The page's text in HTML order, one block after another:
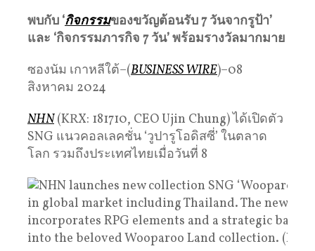
พบกับ ‘กิจกรรมของขวัญต้อนรับ 7 วันจากรูป้า’
และ ‘กิจกรรมภารกิจ 7 วัน’ พร้อมรางวัลมากมาย
ซองนัม เกาหลีใต้–(BUSINESS WIRE)–08
สิงหาคม 2024
NHN(KRX: 181710, CEO Ujin Chung) ได้เปิดตัว
SNG แนวคอลเลคชั่น ‘วูปารูโอดิสซี่’ ในตลาด
โลก รวมถึงประเทศไทยเมื่อวันที่ 8